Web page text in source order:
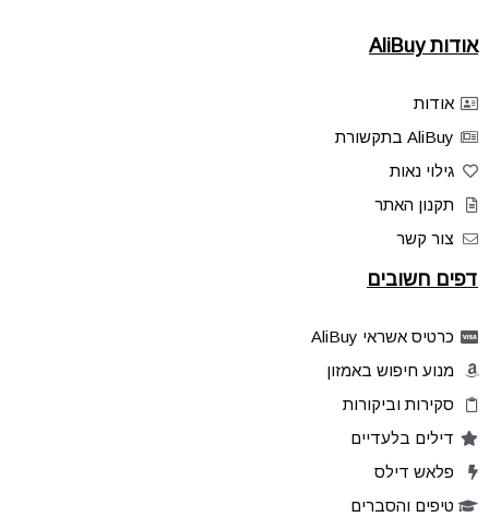
אודות AliBuy
אודות
AliBuy בתקשורת
גילוי נאות
תקנון האתר
צור קשר
דפים חשובים
כרטיס אשראי AliBuy
מנוע חיפוש באמזון
סקירות וביקורות
דילים בלעדיים
פלאש דילס
טיפים והסברים